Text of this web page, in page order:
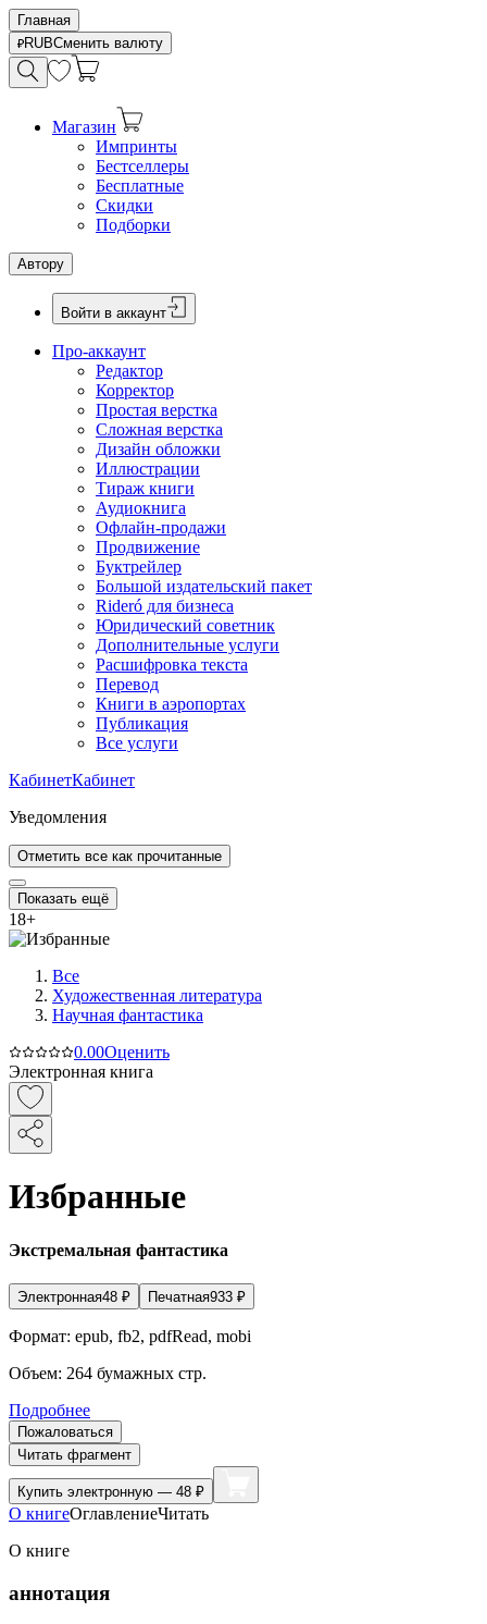
Главная
RUBСменить валюту
Магазин
Импринты
Бестселлеры
Бесплатные
Скидки
Подборки
Автору
Войти в аккаунт
Про-аккаунт
Редактор
Корректор
Простая верстка
Сложная верстка
Дизайн обложки
Иллюстрации
Тираж книги
Аудиокнига
Офлайн-продажи
Продвижение
Буктрейлер
Большой издательский пакет
Rideró для бизнеса
Юридический советник
Дополнительные услуги
Расшифровка текста
Перевод
Книги в аэропортах
Публикация
Все услуги
КабинетКабинет
Уведомления
Отметить все как прочитанные
Показать ещё
18+
Все
Художественная литература
Научная фантастика
0.00Оценить
Электронная книга
Избранные
Экстремальная фантастика
Электронная48 ₽ Печатная933 ₽
Формат: epub, fb2, pdfRead, mobi
Объем: 264 бумажных стр.
Подробнее
Пожаловаться
Читать фрагмент
Купить электронную — 48 ₽
О книгеОглавлениеЧитать
О книге
аннотация